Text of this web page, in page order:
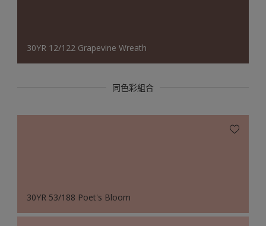
30YR 12/122 Grapevine Wreath
同色彩組合
30YR 53/188 Poet's Bloom